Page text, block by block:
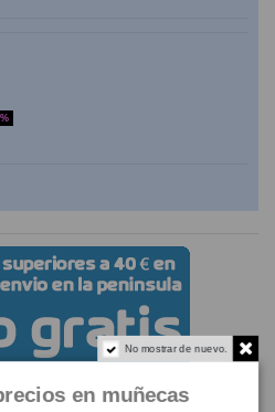
No mostrar de nuevo.
en muñecas